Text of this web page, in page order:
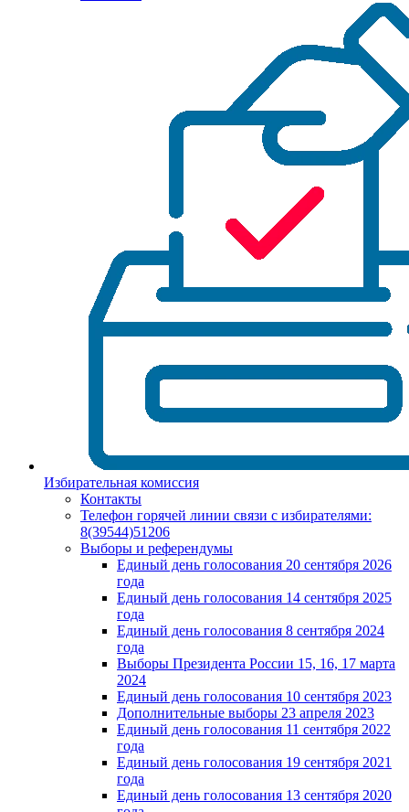
Избирательная комиссия
Контакты
Телефон горячей линии связи с избирателями:
8(39544)51206
Выборы и референдумы
Единый день голосования 20 сентября 2026
года
Единый день голосования 14 сентября 2025
года
Единый день голосования 8 сентября 2024
года
Выборы Президента России 15, 16, 17 марта
2024
Единый день голосования 10 сентября 2023
Дополнительные выборы 23 апреля 2023
Единый день голосования 11 сентября 2022
года
Единый день голосования 19 сентября 2021
года
Единый день голосования 13 сентября 2020